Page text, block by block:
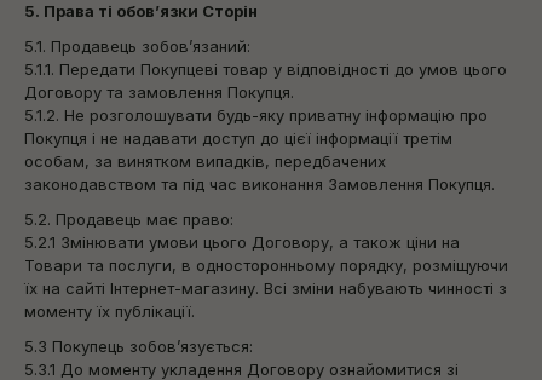
5. Права ті обов’язки Сторін
5.1. Продавець зобов’язаний:
5.1.1. Передати Покупцеві товар у відповідності до умов цього
Договору та замовлення Покупця.
5.1.2. Не розголошувати будь-яку приватну інформацію про
Покупця і не надавати доступ до цієї інформації третім
особам, за винятком випадків, передбачених
законодавством та під час виконання Замовлення Покупця.
5.2. Продавець має право:
5.2.1 Змінювати умови цього Договору, а також ціни на
Товари та послуги, в односторонньому порядку, розміщуючи
їх на сайті Інтернет-магазину. Всі зміни набувають чинності з
моменту їх публікації.
5.3 Покупець зобов’язується:
5.3.1 До моменту укладення Договору ознайомитися зі